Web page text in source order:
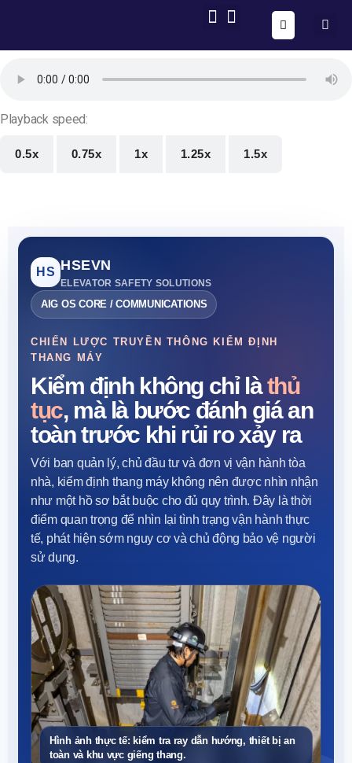
Playback speed:
0.5x 0.75x 1x 1.25x 1.5x
HS HSEVN
ELEVATOR SAFETY SOLUTIONS
AIG OS CORE / COMMUNICATIONS
CHIẾN LƯỢC TRUYỀN THÔNG KIỂM ĐỊNH
THANG MÁY
Kiểm định không chỉ làthủ
tục, mà là bước đánh giá an
toàn trước khi rủi ro xảy ra
Với ban quản lý, chủ đầu tư và đơn vị vận hành tòa
nhà, kiểm định thang máy không nên được nhìn nhận
như một hồ sơ bắt buộc cho đủ quy trình. Đây là thời
điểm quan trọng để nhìn lại tình trạng vận hành thực
tế, phát hiện sớm nguy cơ và chủ động bảo vệ người
sử dụng.
Hình ảnh thực tế: kiểm tra ray dẫn hướng, thiết bị an
toàn và khu vực giếng thang.